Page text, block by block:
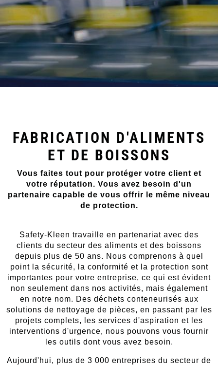
FABRICATION D'ALIMENTS
ET DE BOISSONS
Vous faites tout pour protéger votre client et
votre réputation. Vous avez besoin d'un
partenaire capable de vous offrir le même niveau
de protection.
Safety-Kleen travaille en partenariat avec des
clients du secteur des aliments et des boissons
depuis plus de 50 ans. Nous comprenons à quel
point la sécurité, la conformité et la protection sont
importantes pour votre entreprise, ce qui est évident
non seulement dans nos activités, mais également
en notre nom. Des déchets conteneurisés aux
solutions de nettoyage de pièces, en passant par les
projets complets, les services d'aspiration et les
interventions d'urgence, nous pouvons vous fournir
les outils dont vous avez besoin.
Aujourd'hui, plus de 3 000 entreprises du secteur de